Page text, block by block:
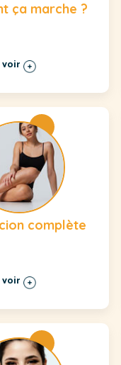
ça marche ?
voir
complète
voir